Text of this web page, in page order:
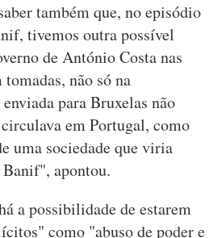
também que, no episódio
tivemos outra possível
de António Costa nas
não só na
para Bruxelas não
em Portugal, como
uma sociedade que viria
apontou.
a possibilidade de estarem
como "abuso de poder e